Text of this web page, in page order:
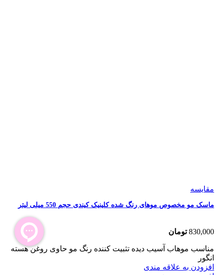
مقایسه
ماسک مو مخصوص موهای رنگ شده کلینیک کیندی حجم 550 میلی لیتر
830,000 تومان
مناسب موهاب آسیب دیده تثبیت کننده رنگ مو حاوی روغن هسته
انگور
افزودن به علاقه مندی